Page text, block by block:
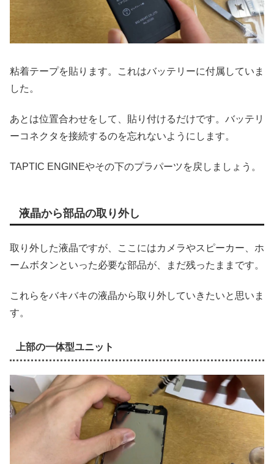
粘着テープを貼ります。これはバッテリーに付属していま
した。
あとは位置合わせをして、貼り付けるだけです。バッテリ
ーコネクタを接続するのを忘れないようにします。
TAPTIC ENGINEやその下のプラパーツを戻しましょう。
液晶から部品の取り外し
取り外した液晶ですが、ここにはカメラやスピーカー、ホ
ームボタンといった必要な部品が、まだ残ったままです。
これらをバキバキの液晶から取り外していきたいと思いま
す。
上部の一体型ユニット